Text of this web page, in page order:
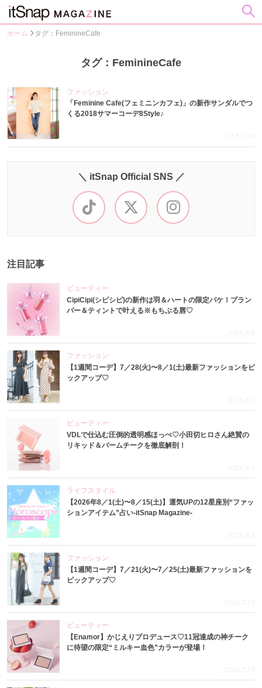
ホーム タグ：FeminineCafe
タグ：FeminineCafe
ファッション
「Feminine Cafe(フェミニンカフェ)」の新作サンダルでつ
くる2018サマーコーデ8Style♪
2018.5.30
＼ itSnap Official SNS ／
注目記事
ビューティー
CipiCipi(シピシピ)の新作は羽＆ハートの限定パケ！プラン
パー＆ティントで叶える※もちぷる唇♡
2026.8.6
ファッション
【1週間コーデ】7／28(火)〜8／1(土)最新ファッションをピ
ックアップ♡
2026.8.5
ビューティー
VDLで仕込む圧倒的透明感ほっぺ♡小田切ヒロさん絶賛の
リキッド＆バームチークを徹底解剖！
2026.8.4
ライフスタイル
【2026年8／1(土)〜8／15(土)】運気UPの12星座別“ファッ
ションアイテム”占い-itSnap Magazine-
2026.8.1
ファッション
【1週間コーデ】7／21(火)〜7／25(土)最新ファッションを
ピックアップ♡
2026.7.29
ビューティー
【Enamor】かじえりプロデュース♡11冠達成の神チーク
に待望の限定“ミルキー血色”カラーが登場！
2026.7.27